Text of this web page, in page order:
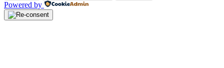
Powered by